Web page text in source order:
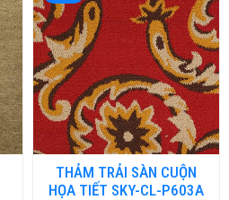
THẢM TRẢI SÀN CUỘN
HỌA TIẾT SKY-CL-P603A